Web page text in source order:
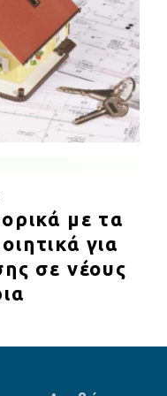
με τα
για
σε νέους